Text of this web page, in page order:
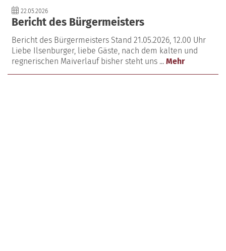
22.05.2026
Bericht des Bürgermeisters
Bericht des Bürgermeisters Stand 21.05.2026, 12.00 Uhr
Liebe Ilsenburger, liebe Gäste, nach dem kalten und
regnerischen Maiverlauf bisher steht uns ... Mehr